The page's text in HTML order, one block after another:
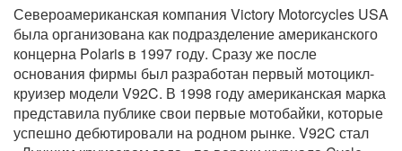
Североамериканская компания Victory Motorcycles USA
была организована как подразделение американского
концерна Polaris в 1997 году. Сразу же после
основания фирмы был разработан первый мотоцикл-
круизер модели V92C. В 1998 году американская марка
представила публике свои первые мотобайки, которые
успешно дебютировали на родном рынке. V92C стал